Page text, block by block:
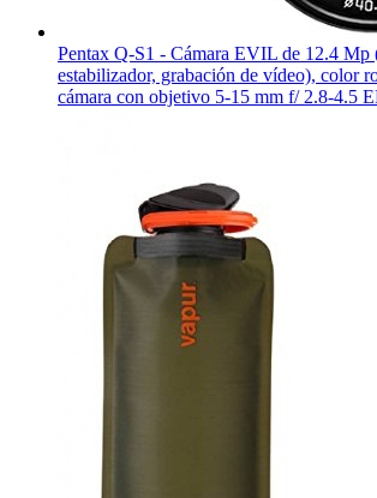
Pentax Q-S1 - Cámara EVIL de 12.4 Mp
estabilizador, grabación de vídeo), color
cámara con objetivo 5-15 mm f/ 2.8-4.5